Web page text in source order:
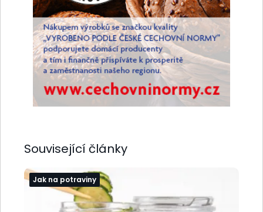
Související články
Jak na potraviny